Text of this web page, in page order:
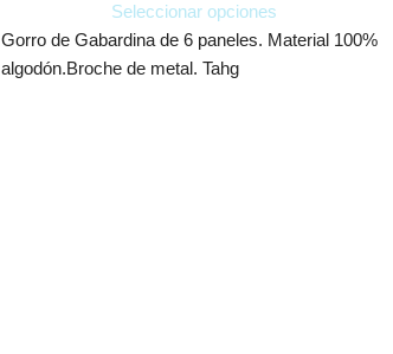
Seleccionar opciones
Gorro de Gabardina de 6 paneles. Material 100%
algodón.Broche de metal. Tahg